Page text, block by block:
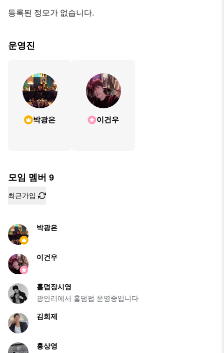
등록된 정모가 없습니다.
운영진
박광은 이건우
모임 멤버 9
최근가입
박광은
이건우
홀덤장시영
광안리에서 홀덤펍 운영중입니다
김희제
홍상영